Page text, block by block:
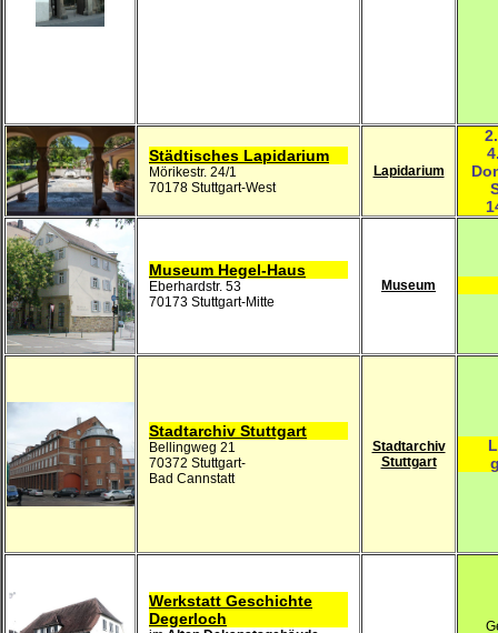
Städtisches Lapidarium
Mörikestr. 24/1
70178 Stuttgart-West
Lapidarium
Museum Hegel-Haus
Eberhardstr. 53
70173 Stuttgart-Mitte
Museum
Stadtarchiv Stuttgart
Bellingweg 21
70372 Stuttgart-
Bad Cannstatt
Stadtarchiv
Stuttgart
Werkstatt Geschichte
Degerloch